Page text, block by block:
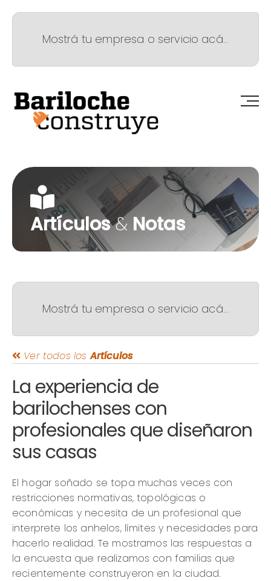
Mostrá tu empresa o servicio acá...
Artículos&Notas
Mostrá tu empresa o servicio acá...
Ver todos losArtículos
La experiencia de
barilochenses con
profesionales que diseñaron
sus casas
El hogar soñado se topa muchas veces con
restricciones normativas, topológicas o
económicas y necesita de un profesional que
interprete los anhelos, límites y necesidades para
hacerlo realidad. Te mostramos las respuestas a
la encuesta que realizamos con familias que
recientemente construyeron en la ciudad.